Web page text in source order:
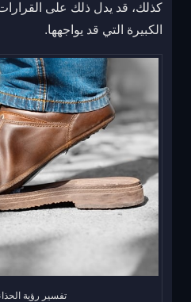
كذلك، قد يدل ذلك على القرارات
الكبيرة التي قد يواجهها.
تفسير رؤية